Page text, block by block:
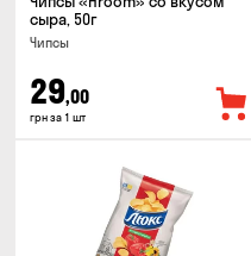
сыра, 50г
Чипсы
29,00
грн за 1 шт